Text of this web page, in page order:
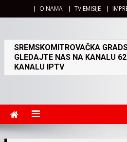
O NAMA TV EMISIJE
SREMSKOMITROVAČKA
GLEDAJTE NAS NA KANALU
KANALU IPTV